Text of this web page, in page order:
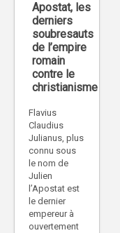
Apostat, les
derniers
soubresauts
de l’empire
romain
contre le
christianisme
Flavius
Claudius
Julianus, plus
connu sous
le nom de
Julien
l’Apostat est
le dernier
empereur à
ouvertement